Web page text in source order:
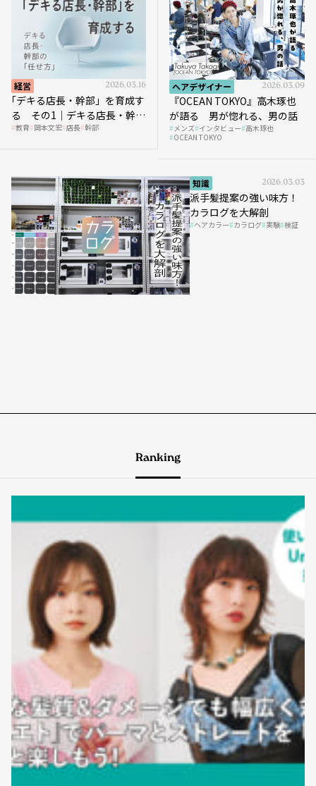
経営 2026.03.16
｢デキる店長・幹部」を育成す
る その1｜デキる店長・幹部
の「任せ方」
教育 岡本文宏 店長 幹部
ヘアデザイナー 2026.03.09
『OCEAN TOKYO』高木琢也
が語る 男が惚れる、男の話
メンズ インタビュー 高木琢也
OCEAN TOKYO
知識 2026.03.03
派手髪提案の強い味方！
カラログを大解剖
ヘアカラー カラログ 実験 検証
Ranking